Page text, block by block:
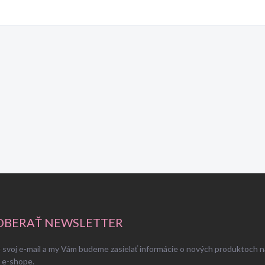
NEWSLETTER
e-mail a my Vám budeme zasielať informácie o nových produktoch
e-shope.